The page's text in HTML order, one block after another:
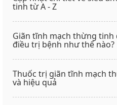
tinh từ A - Z
Giãn tĩnh mạch thừng tinh
điều trị bệnh như thế nào?
Thuốc trị giãn tĩnh mạch
và hiệu quả